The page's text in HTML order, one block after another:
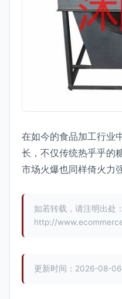
在如今的食品加工行业
长，不仅传统热乎乎的
市场火爆也同样倚火力
如若转载，请注明出处：
http://
更新时间：2026-08-